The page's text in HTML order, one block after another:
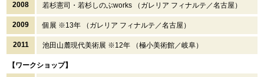
2008 若杉憲司・若杉しのぶworks （ガレリア フィナルテ／名古屋）
2009 個展 ※13年 （ガレリア フィナルテ／名古屋）
2011 池田山麓現代美術展 ※12年 （極小美術館／岐阜）
【ワークショップ】